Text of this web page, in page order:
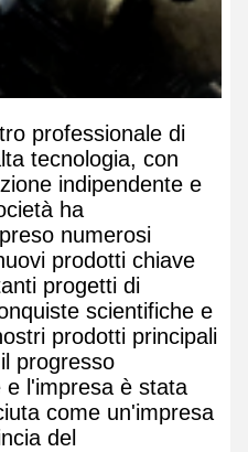
professionale di
tecnologia, con
indipendente e
ha
numerosi
prodotti chiave
progetti di
scientifiche e
prodotti principali
progresso
e l'impresa è stata
come un'impresa
del